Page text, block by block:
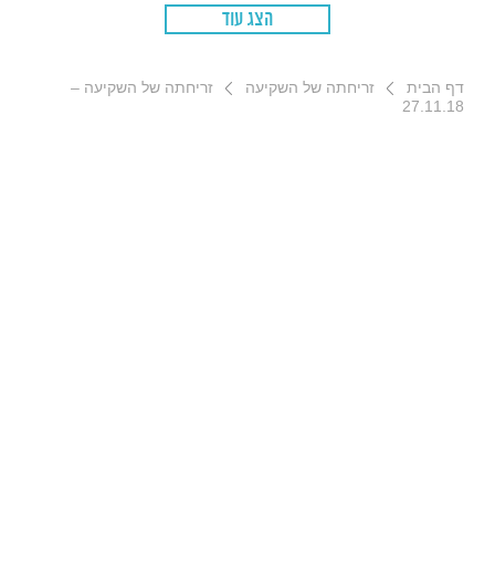
הצג עוד
דף הבית זריחתה של השקיעה
זריחתה של השקיעה –
27.11.18